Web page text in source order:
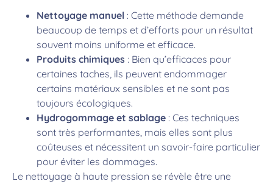
Nettoyage manuel : Cette méthode demande
beaucoup de temps et d’efforts pour un résultat
souvent moins uniforme et efficace.
Produits chimiques : Bien qu’efficaces pour
certaines taches, ils peuvent endommager
certains matériaux sensibles et ne sont pas
toujours écologiques.
Hydrogommage et sablage : Ces techniques
sont très performantes, mais elles sont plus
coûteuses et nécessitent un savoir-faire particulier
pour éviter les dommages.
Le nettoyage à haute pression se révèle être une